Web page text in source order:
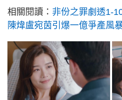
相關閱讀： 非份之罪劇透1-
陳煒盧宛茵引爆一億爭產風